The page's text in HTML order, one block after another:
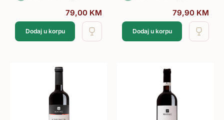
79,00 KM
Dodaj u korpu
79,90 KM
Dodaj u korpu